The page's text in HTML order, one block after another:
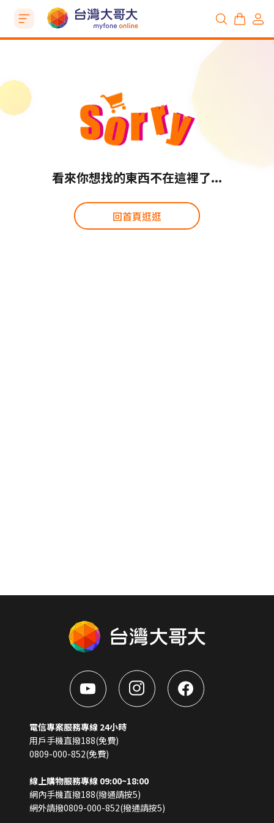
看來你想找的東西不在這裡了...
回首頁逛逛
電信專案服務專線 24小時
用戶手機直撥188(免費)
0809-000-852(免費)
線上購物服務專線 09:00~18:00
網內手機直撥188(撥通請按5)
網外請撥0809-000-852(撥通請按5)